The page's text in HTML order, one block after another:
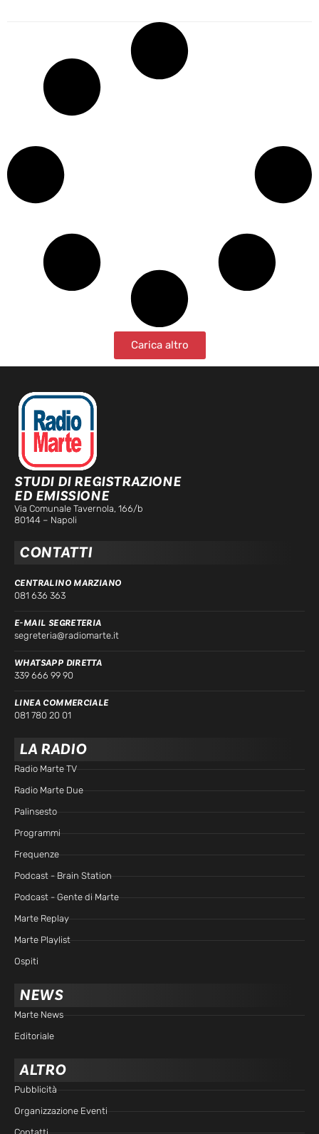
Carica altro
STUDI DI REGISTRAZIONE
ED EMISSIONE
Via Comunale Tavernola, 166/b
80144 – Napoli
CONTATTI
CENTRALINO MARZIANO
081 636 363
E-MAIL SEGRETERIA
segreteria@radiomarte.it
WHATSAPP DIRETTA
339 666 99 90
LINEA COMMERCIALE
081 780 20 01
LA RADIO
Radio Marte TV
Radio Marte Due
Palinsesto
Programmi
Frequenze
Podcast - Brain Station
Podcast - Gente di Marte
Marte Replay
Marte Playlist
Ospiti
NEWS
Marte News
Editoriale
ALTRO
Pubblicità
Organizzazione Eventi